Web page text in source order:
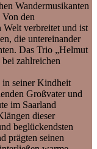
Wandermusikanten
den
Welt verbreitet und ist
die untereinander
Das Trio „Helmut
zahlreichen
seiner Kindheit
Großvater und
im Saarland
dieser
beglückendsten
prägten seinen